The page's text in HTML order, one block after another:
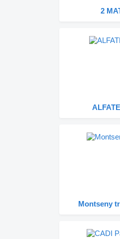
2
Montseny